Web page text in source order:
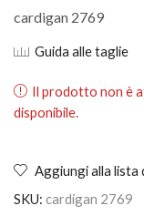
cardigan 2769
Guida alle taglie
Il prodotto non è
disponibile.
Aggiungi alla lista
SKU: cardigan 2769